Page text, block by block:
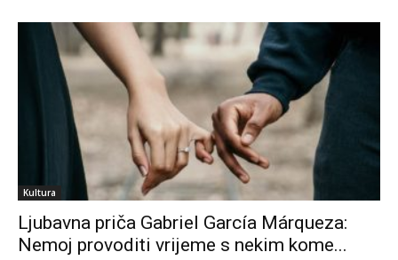
Kultura
Ljubavna priča Gabriel García Márqueza:
Nemoj provoditi vrijeme s nekim kome...